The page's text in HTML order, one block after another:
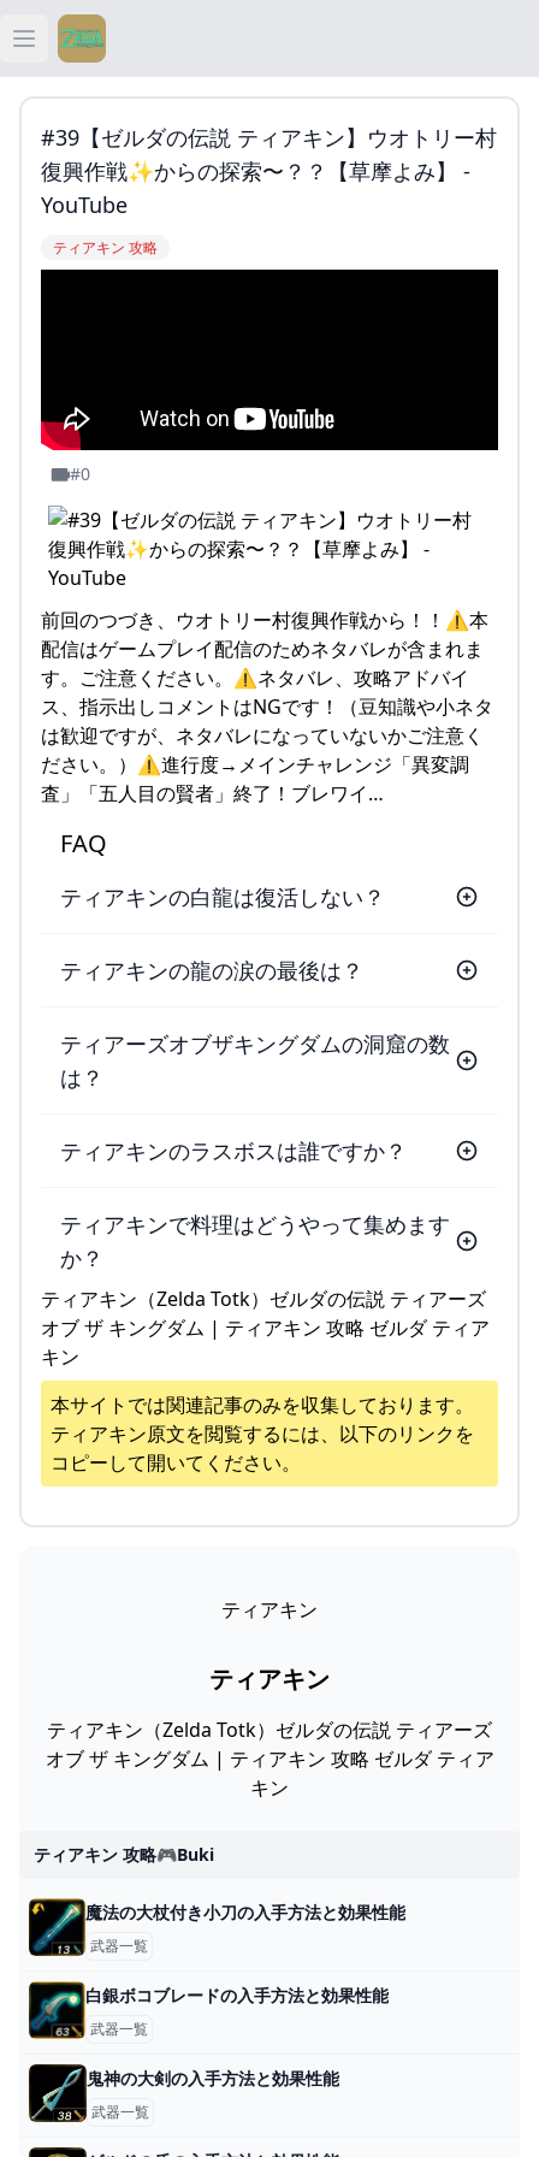
Open main menu
ティアキン
ティアキン 祠
#39【ゼルダの伝説 ティアキン】ウオトリー村
復興作戦✨からの探索〜？？【草摩よみ】 -
YouTube
ティアキン 攻略
#0
前回のつづき、ウオトリー村復興作戦から！！⚠️本
配信はゲームプレイ配信のためネタバレが含まれま
す。ご注意ください。⚠️ネタバレ、攻略アドバイ
ス、指示出しコメントはNGです！（豆知識や小ネタ
は歓迎ですが、ネタバレになっていないかご注意く
ださい。）⚠️進行度→メインチャレンジ「異変調
査」「五人目の賢者」終了！ブレワイ…
FAQ
ティアキンの白龍は復活しない？
ティアキンの龍の涙の最後は？
ティアーズオブザキングダムの洞窟の数
は？
ティアキンのラスボスは誰ですか？
ティアキンで料理はどうやって集めます
か？
ティアキン（Zelda Totk）ゼルダの伝説 ティアーズ
オブ ザ キングダム | ティアキン 攻略 ゼルダ ティア
キン
本サイトでは関連記事のみを収集しております。
ティアキン原文を閲覧するには、以下のリンクを
コピーして開いてください。
ティアキン
ティアキン
ティアキン（Zelda Totk）ゼルダの伝説 ティアーズ
オブ ザ キングダム | ティアキン 攻略 ゼルダ ティア
キン
ティアキン 攻略🎮buki
魔法の大杖付き小刀の入手方法と効果性能
武器一覧
白銀ボコブレードの入手方法と効果性能
武器一覧
鬼神の大剣の入手方法と効果性能
武器一覧